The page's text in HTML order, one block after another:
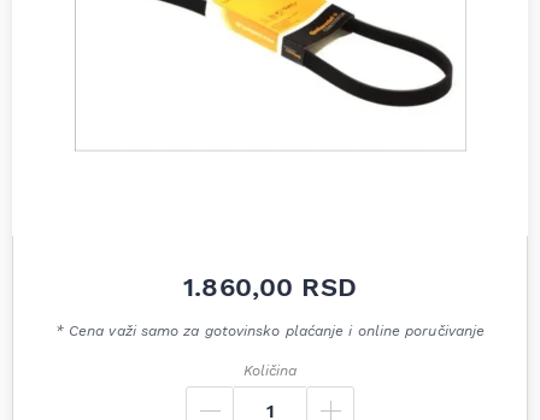
1.860,00 RSD
* Cena važi samo za gotovinsko plaćanje i online poručivanje
Količina